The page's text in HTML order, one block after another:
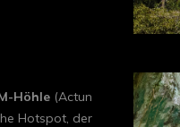
Höhle (Actun
Hotspot, der